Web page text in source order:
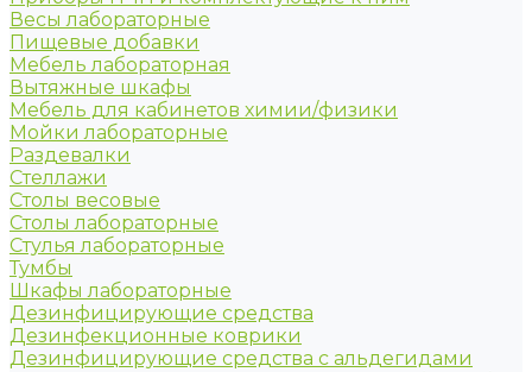
Весы лабораторные
Пищевые добавки
Мебель лабораторная
Вытяжные шкафы
Мебель для кабинетов химии/физики
Мойки лабораторные
Раздевалки
Стеллажи
Столы весовые
Столы лабораторные
Стулья лабораторные
Тумбы
Шкафы лабораторные
Дезинфицирующие средства
Дезинфекционные коврики
Дезинфицирующие средства с альдегидами